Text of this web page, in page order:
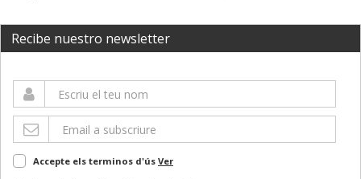
Recibe nuestro newsletter
Accepte els terminos d'ús Ver